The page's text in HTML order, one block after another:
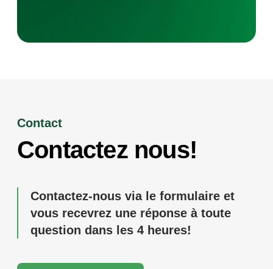
Contact
Contactez nous!
Contactez-nous via le formulaire et
vous recevrez une réponse à toute
question dans les 4 heures!